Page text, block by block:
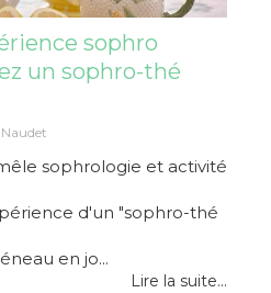
sophro
un sophro-thé
sophrologie et activité
d'un "sophro-thé
en jo...
Lire la suite...